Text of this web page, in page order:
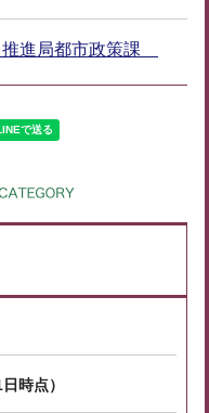
推進局都市政策課
時点）